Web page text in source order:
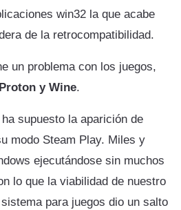
win32 la que acabe
de la retrocompatibilidad.
un problema con los juegos,
y Wine.
supuesto la aparición de
modo Steam Play. Miles y
ejecutándose sin muchos
lo que la viabilidad de nuestro
para juegos dio un salto